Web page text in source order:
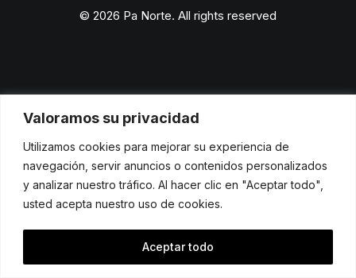
Valoramos su privacidad
Utilizamos cookies para mejorar su experiencia de
navegación, servir anuncios o contenidos personalizados
y analizar nuestro tráfico. Al hacer clic en "Aceptar todo",
usted acepta nuestro uso de cookies.
Aceptar todo
© 2026 Pa Norte. All rights reserved